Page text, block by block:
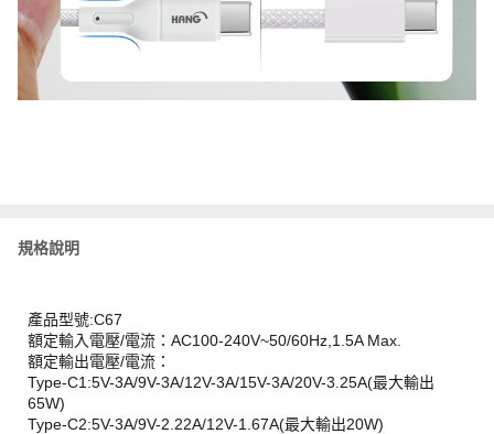
規格說明
產品型號:C67
額定輸入電壓/電流：AC100-240V~50/60Hz,1.5A Max.
額定輸出電壓/電流：
Type-C1:5V-3A/9V-3A/12V-3A/15V-3A/20V-3.25A(最大輸出
65W)
Type-C2:5V-3A/9V-2.22A/12V-1.67A(最大輸出20W)